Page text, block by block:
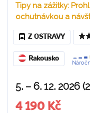
Tipy na zážitky:
ochutnávkou a
Z OSTRAVY
Rakousko
5. – 6. 12. 2026
4 190 Kč